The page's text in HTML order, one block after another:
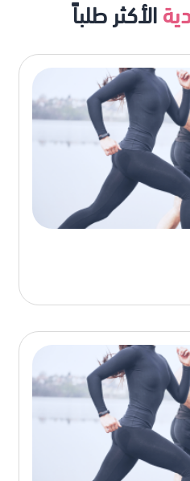
الأكثر طلباً